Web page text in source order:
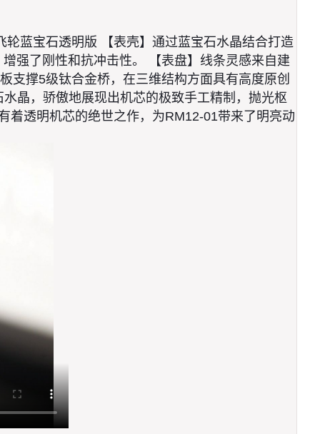
蓝宝石透明版 【表壳】通过蓝宝石水晶结合打造
强了刚性和抗冲击性。 【表盘】线条灵感来自建
支撑5级钛合金桥，在三维结构方面具有高度原创
晶，骄傲地展现出机芯的极致手工精制，抛光枢
着透明机芯的绝世之作，为RM12-01带来了明亮动